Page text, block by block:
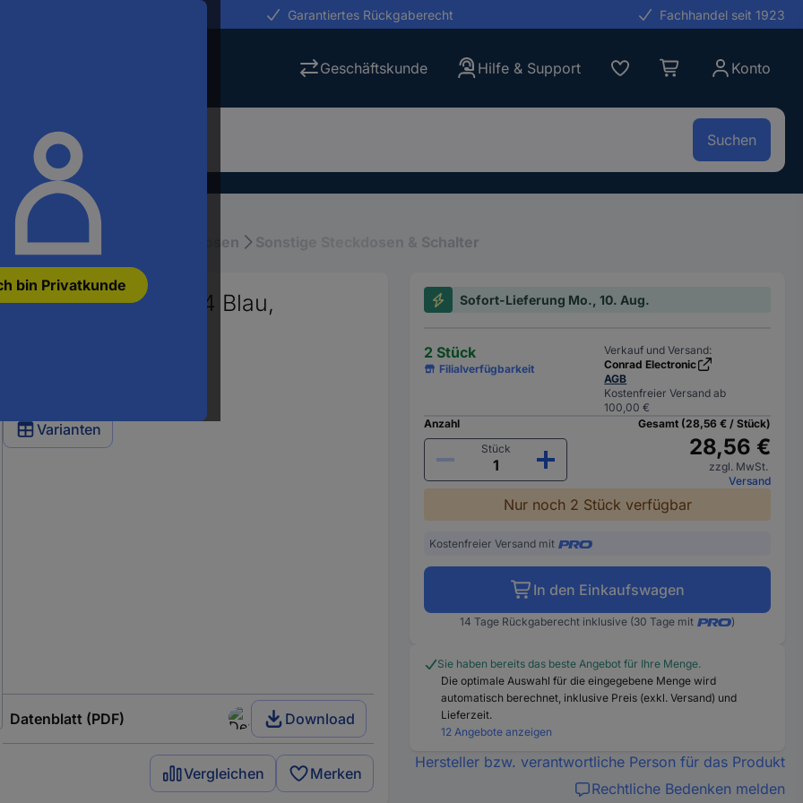
bin Privatkunde
Garantiertes Rückgaberecht Fachhandel seit 1923
Geschäftskunde Hilfe & Support Konto
Suchen
Schalter & Steckdosen Sonstige Steckdosen & Schalter
Steckdose IP44 Blau,
Varianten
Datenblatt (PDF) Download
Vergleichen Merken
Sofort-Lieferung Mo., 10. Aug.
2 Stück
Filialverfügbarkeit
Verkauf und Versand:
Conrad Electronic
AGB
Kostenfreier Versand ab
100,00 €
Anzahl
Stück
Gesamt (28,56 € / Stück)
28,56 €
zzgl. MwSt.
Versand
Nur noch 2 Stück verfügbar
Kostenfreier Versand mit
In den Einkaufswagen
14 Tage Rückgaberecht inklusive (30 Tage mit )
Sie haben bereits das beste Angebot für Ihre Menge.
Die optimale Auswahl für die eingegebene Menge wird
automatisch berechnet, inklusive Preis (exkl. Versand) und
Lieferzeit.
12 Angebote anzeigen
Hersteller bzw. verantwortliche Person für das Produkt
Rechtliche Bedenken melden